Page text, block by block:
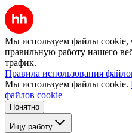
Мы используем файлы cookie,
правильную работу нашего
трафик.
Правила использования
Мы используем файлы cookie.
файлов cookie
Понятно
Ищу работу